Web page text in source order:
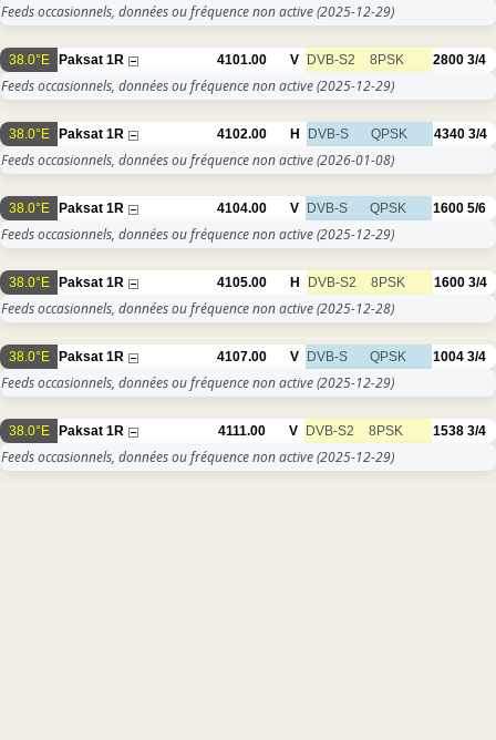
Feeds occasionnels, données ou fréquence non active(2025-12-29)
38.0°E Paksat 1R 4101.00 V DVB-S2 8PSK 2800 3/4
Feeds occasionnels, données ou fréquence non active(2025-12-29)
38.0°E Paksat 1R 4102.00 H DVB-S QPSK 4340 3/4
Feeds occasionnels, données ou fréquence non active(2026-01-08)
38.0°E Paksat 1R 4104.00 V DVB-S QPSK 1600 5/6
Feeds occasionnels, données ou fréquence non active(2025-12-29)
38.0°E Paksat 1R 4105.00 H DVB-S2 8PSK 1600 3/4
Feeds occasionnels, données ou fréquence non active(2025-12-28)
38.0°E Paksat 1R 4107.00 V DVB-S QPSK 1004 3/4
Feeds occasionnels, données ou fréquence non active(2025-12-29)
38.0°E Paksat 1R 4111.00 V DVB-S2 8PSK 1538 3/4
Feeds occasionnels, données ou fréquence non active(2025-12-29)